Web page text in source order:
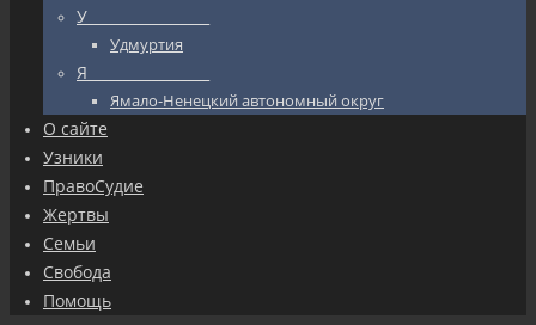
У_________________
Удмуртия
Я_________________
Ямало-Ненецкий автономный округ
О сайте
Узники
ПравоСудие
Жертвы
Семьи
Свобода
Помощь